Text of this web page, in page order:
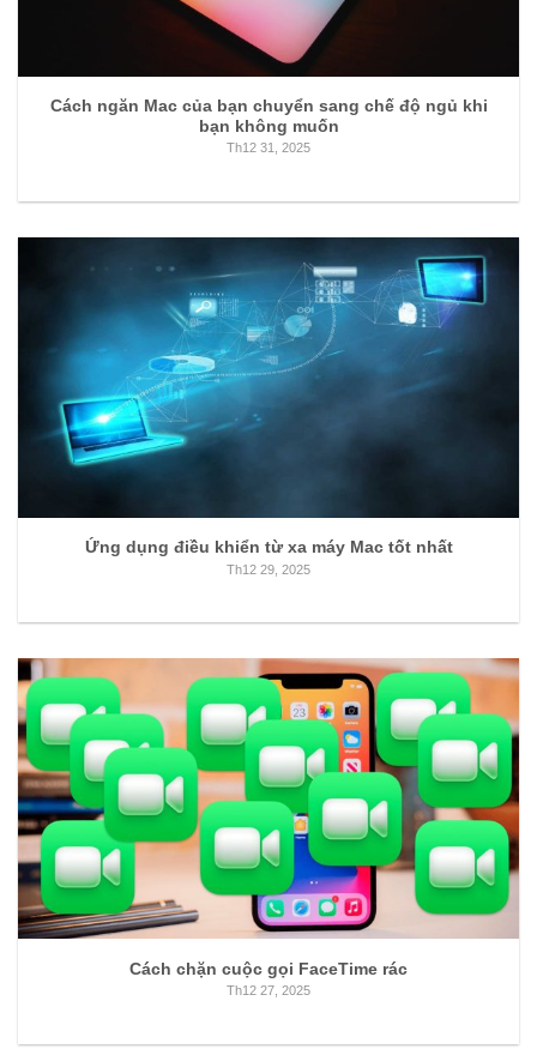
Cách ngăn Mac của bạn chuyển sang chế độ ngủ khi
bạn không muốn
Th12 31, 2025
Ứng dụng điều khiển từ xa máy Mac tốt nhất
Th12 29, 2025
Cách chặn cuộc gọi FaceTime rác
Th12 27, 2025